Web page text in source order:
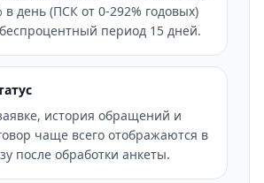
в день (ПСК от 0-292% годовых)
период 15 дней.
история обращений и
чаще всего отображаются в
после обработки анкеты.